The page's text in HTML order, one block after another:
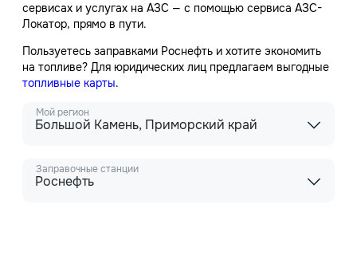
сервисах и услугах на АЗС — с помощью сервиса АЗС-
Локатор, прямо в пути.
Пользуетесь заправками Роснефть и хотите экономить
на топливе? Для юридических лиц предлагаем выгодные
топливные карты.
Мой регион
Большой Камень, Приморский край
Заправочные станции
Роснефть